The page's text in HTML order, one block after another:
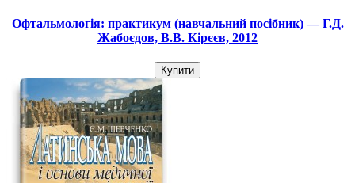
Офтальмологія: практикум (навчальний посібник) — Г.Д.
Жабоєдов, В.В. Кірєєв, 2012
Купити